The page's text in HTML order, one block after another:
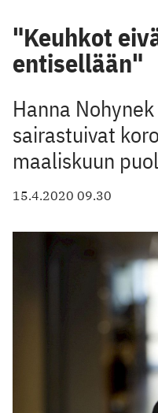
"Keuhkot
entisellään"
Hanna
sairastuivat
maaliskuun
15.4.2020 09.30